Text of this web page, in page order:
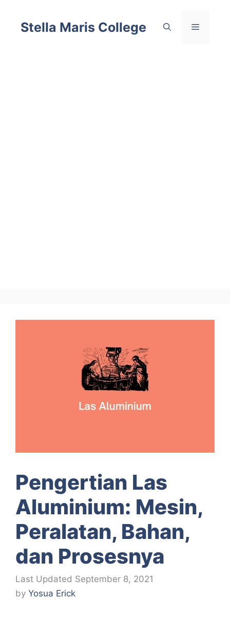
content
Stella Maris College Menu
Pengertian Las
Aluminium: Mesin,
Peralatan, Bahan,
dan Prosesnya
September 8, 2021
by Yosua Erick